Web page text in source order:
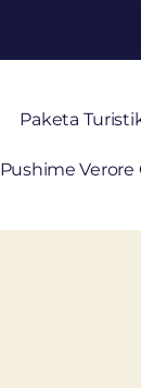
Paketa
Pushime Verore